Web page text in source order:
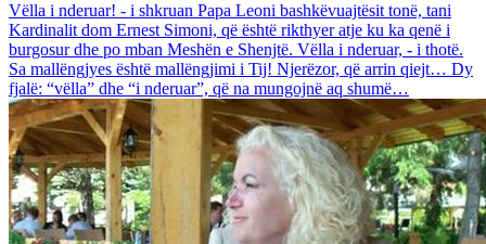
Vëlla i nderuar! - i shkruan Papa Leoni bashkëvuajtësit tonë, tani
Kardinalit dom Ernest Simoni, që është rikthyer atje ku ka qenë i
burgosur dhe po mban Meshën e Shenjtë. Vëlla i nderuar, - i thotë.
Sa mallëngjyes është mallëngjimi i Tij! Njerëzor, që arrin qiejt… Dy
fjalë: “vëlla” dhe “i nderuar”, që na mungojnë aq shumë…